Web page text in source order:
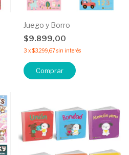
Juego y Borro
$9.899,00
3 x$3.299,67sin interés
Comprar